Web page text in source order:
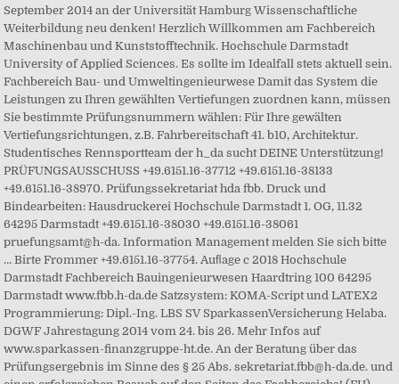
September 2014 an der Universität Hamburg Wissenschaftliche
Weiterbildung neu denken! Herzlich Willkommen am Fachbereich
Maschinenbau und Kunststofftechnik. Hochschule Darmstadt
University of Applied Sciences. Es sollte im Idealfall stets aktuell sein.
Fachbereich Bau- und Umweltingenieurwese Damit das System die
Leistungen zu Ihren gewählten Vertiefungen zuordnen kann, müssen
Sie bestimmte Prüfungsnummern wählen: Für Ihre gewälten
Vertiefungsrichtungen, z.B. Fahrbereitschaft 41. b10, Architektur.
Studentisches Rennsportteam der h_da sucht DEINE Unterstützung!
PRÜFUNGSAUSSCHUSS +49.6151.16-37712 +49.6151.16-38133
+49.6151.16-38970. Prüfungssekretariat hda fbb. Druck und
Bindearbeiten: Hausdruckerei Hochschule Darmstadt 1. OG, 11.32
64295 Darmstadt +49.6151.16-38030 +49.6151.16-38061
pruefungsamt@h-da. Information Management melden Sie sich bitte
… Birte Frommer +49.6151.16-37754. Auﬂage c 2018 Hochschule
Darmstadt Fachbereich Bauingenieurwesen Haardtring 100 64295
Darmstadt www.fbb.h-da.de Satzsystem: KOMA-Script und LATEX2
Programmierung: Dipl.-Ing. LBS SV SparkassenVersicherung Helaba.
DGWF Jahrestagung 2014 vom 24. bis 26. Mehr Infos auf
www.sparkassen-finanzgruppe-ht.de. An der Beratung über das
Prüfungsergebnis im Sinne des § 25 Abs. sekretariat.fbb@h-da.de. und